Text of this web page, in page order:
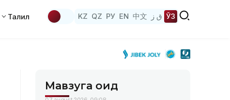
Таҳлил KZ QZ РУ EN 中文 ق ز ЎЗ
Мавзуга оид